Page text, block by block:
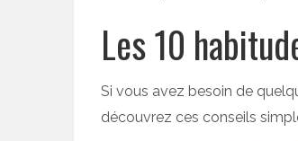
Les 10
Si vous avez besoin de
découvrez ces conseils